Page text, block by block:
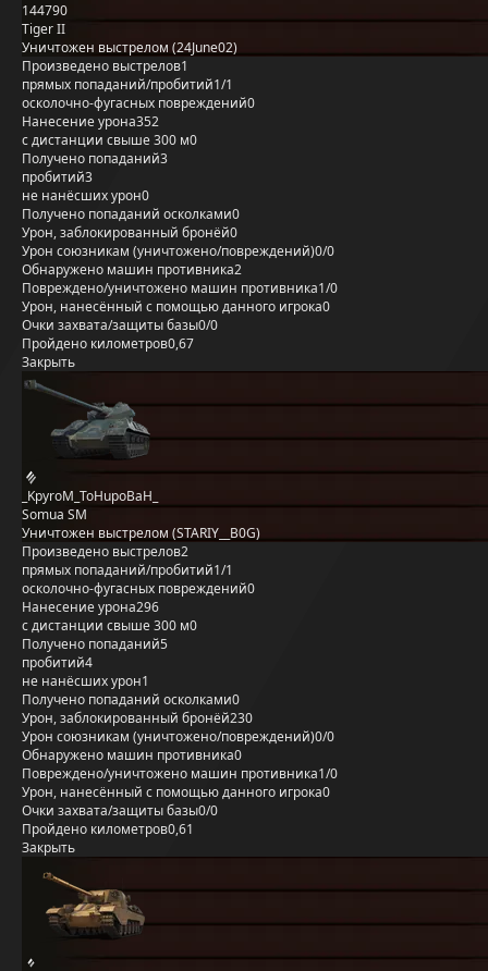
144790
Tiger II
Уничтожен выстрелом (24June02)
Произведено выстрелов1
прямых попаданий/пробитий1/1
осколочно-фугасных повреждений0
Нанесение урона352
с дистанции свыше 300 м0
Получено попаданий3
пробитий3
не нанёсших урон0
Получено попаданий осколками0
Урон, заблокированный бронёй0
Урон союзникам (уничтожено/повреждений)0/0
Обнаружено машин противника2
Повреждено/уничтожено машин противника1/0
Урон, нанесённый с помощью данного игрока0
Очки захвата/защиты базы0/0
Пройдено километров0,67
Закрыть
_KpyroM_ToHupoBaH_
Somua SM
Уничтожен выстрелом (STARIY__B0G)
Произведено выстрелов2
прямых попаданий/пробитий1/1
осколочно-фугасных повреждений0
Нанесение урона296
с дистанции свыше 300 м0
Получено попаданий5
пробитий4
не нанёсших урон1
Получено попаданий осколками0
Урон, заблокированный бронёй230
Урон союзникам (уничтожено/повреждений)0/0
Обнаружено машин противника0
Повреждено/уничтожено машин противника1/0
Урон, нанесённый с помощью данного игрока0
Очки захвата/защиты базы0/0
Пройдено километров0,61
Закрыть